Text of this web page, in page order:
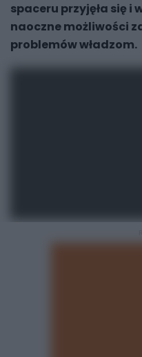
spaceru przyjęła się i
naoczne możliwości
problemów władzom.